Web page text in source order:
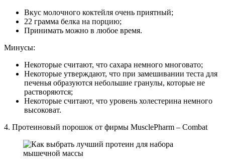
Вкус молочного коктейля очень приятный;
22 грамма белка на порцию;
Принимать можно в любое время.
Минусы:
Некоторые считают, что сахара немного многовато;
Некоторые утверждают, что при замешивании теста для
печенья образуются небольшие гранулы, которые не
растворяются;
Некоторые считают, что уровень холестерина немного
высоковат.
4. Протеиновый порошок от фирмы MusclePharm – Combat